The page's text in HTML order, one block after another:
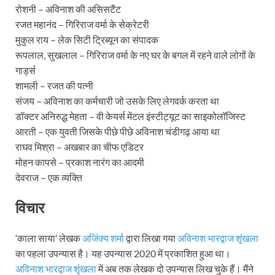
रोशनी – अविनाश की असिसटैंट
रजत महानंद – गिरिराज वर्मा के सेक्रेटरी
मुकुल राय – लेक सिटी ट्रिब्यून का संपादक
रूपलाल, सुखलाल – गिरिराज वर्मा के नए घर के बगल में रहने वाले लोगों के
गार्ड्स
शामली – रजत की पत्नी
संजय – अविनाश का कर्मचारी जो उसके लिए लेगवर्क करता था
डॉक्टर अनिरुद्ध मेहता – वी केयर्स मेंटल इंस्टीट्यूट का साइकोलॉजिस्ट
आरती – एक युवती जिसके पीछे पीछे अविनाश चंडीगढ़ आया था
राघव मिश्रा – अखबार का चीफ एडिटर
मोहन कापसे – प्रकाश नारंग का आदमी
देवराज – एक व्यक्ति
विचार
‘काला साया’ लेखकअजिंक्य शर्माद्वारा लिखा गयाअविनाश भारद्वाज शृंखला
का पहला उपन्यास है। यह उपन्यास 2020 में प्रकाशित हुआ था।
अविनाश भारद्वाज शृंखलामें अब तक लेखक दो उपन्यास लिख चुके हैं। मैंने